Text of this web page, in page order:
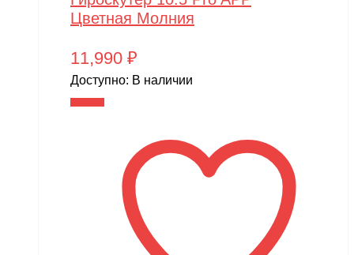
Цветная Молния
11,990 ₽
Доступно: В наличии